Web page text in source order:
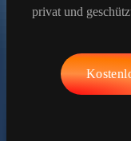
privat und